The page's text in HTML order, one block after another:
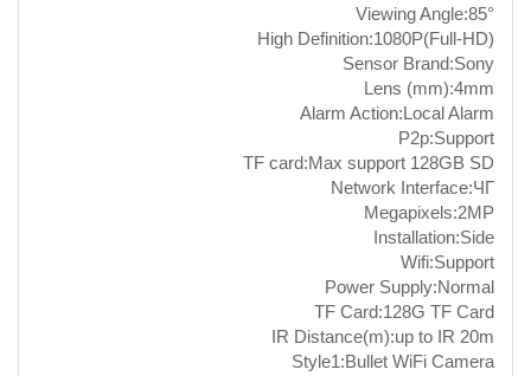
Viewing Angle:85°
High Definition:1080P(Full-HD)
Sensor Brand:Sony
Lens (mm):4mm
Alarm Action:Local Alarm
P2p:Support
TF card:Max support 128GB SD
Network Interface:ЧГ
Megapixels:2MP
Installation:Side
Wifi:Support
Power Supply:Normal
TF Card:128G TF Card
IR Distance(m):up to IR 20m
Style1:Bullet WiFi Camera